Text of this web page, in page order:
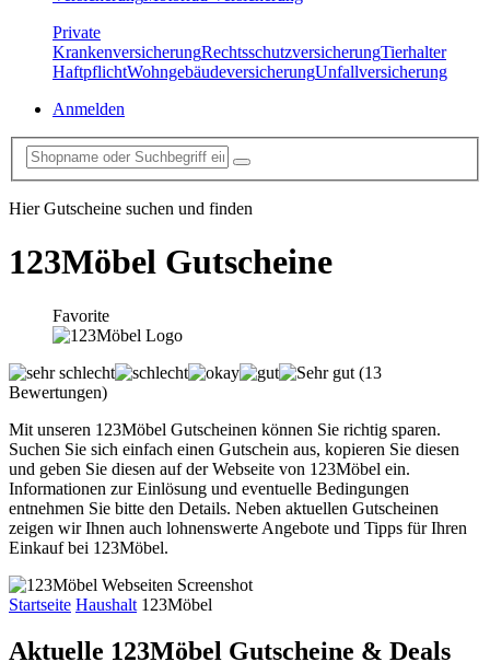
Private
KrankenversicherungRechtsschutzversicherungTierhalter
HaftpflichtWohngebäudeversicherungUnfallversicherung
Anmelden
Hier Gutscheine suchen und finden
123Möbel Gutscheine
Favorite
(13
Bewertungen)
Mit unseren 123Möbel Gutscheinen können Sie richtig sparen.
Suchen Sie sich einfach einen Gutschein aus, kopieren Sie diesen
und geben Sie diesen auf der Webseite von 123Möbel ein.
Informationen zur Einlösung und eventuelle Bedingungen
entnehmen Sie bitte den Details. Neben aktuellen Gutscheinen
zeigen wir Ihnen auch lohnenswerte Angebote und Tipps für Ihren
Einkauf bei 123Möbel.
Startseite Haushalt 123Möbel
Aktuelle 123Möbel Gutscheine & Deals